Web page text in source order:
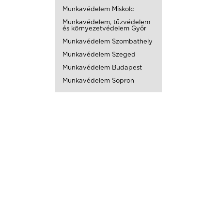
Munkavédelem Miskolc
Munkavédelem, tűzvédelem
és környezetvédelem Győr
Munkavédelem Szombathely
Munkavédelem Szeged
Munkavédelem Budapest
Munkavédelem Sopron